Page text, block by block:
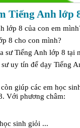
Tiếng Anh lớp
lớp 8 của con em
8 cho con mình?
sư Tiếng Anh lớp 8 tại
uy tín để dạy Tiếng
giúp các em học
Với phương châm:
sinh giỏi ...